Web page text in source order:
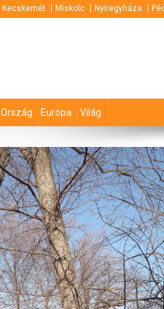
Kecskemét Miskolc Nyíregyháza
Ország Európa Világ